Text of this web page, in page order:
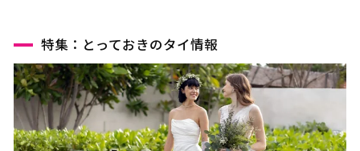
特集：とっておきのタイ情報